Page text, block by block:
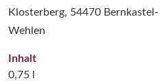
Klosterberg, 54470 Bernkastel-
Wehlen
Inhalt
0,75 l